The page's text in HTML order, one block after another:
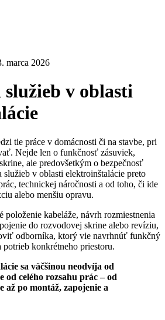
marca 2026
služieb v oblasti
tie práce v domácnosti či na stavbe, pri
Nejde len o funkčnosť zásuviek,
ale predovšetkým o bezpečnosť
v oblasti elektroinštalácie preto
technickej náročnosti a od toho, či ide
alebo menšiu opravu.
položenie kabeláže, návrh rozmiestnenia
do rozvodovej skrine alebo revíziu,
odborníka, ktorý vie navrhnúť funkčný
konkrétneho priestoru.
sa väčšinou neodvíja od
od celého rozsahu prác – od
až po montáž, zapojenie a